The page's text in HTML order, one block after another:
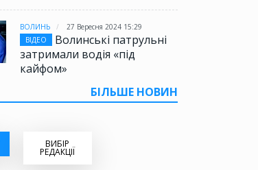
ВОЛИНЬ
27 Вересня 2024 15:29
ВІДЕО
Волинські патрульні
затримали водія «під
кайфом»
БІЛЬШЕ НОВИН
ВИБІР
РЕДАКЦІЇ